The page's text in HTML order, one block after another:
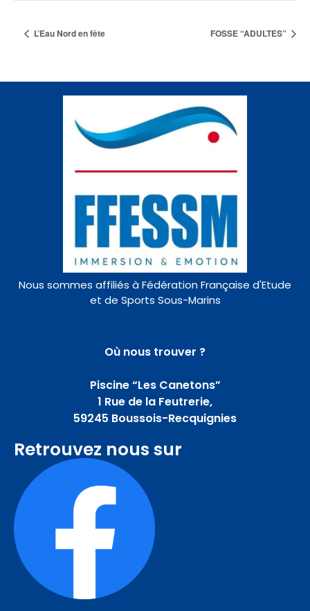
L’Eau Nord en fête FOSSE “ADULTES”
Nous sommes affiliés à Fédération Française d'Etude
et de Sports Sous-Marins
Où nous trouver ?
Piscine “Les Canetons”
1 Rue de la Feutrerie,
59245 Boussois-Recquignies
Retrouvez nous sur